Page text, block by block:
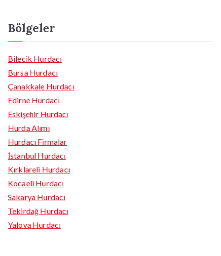
Bölgeler
Bilecik Hurdacı
Bursa Hurdacı
Çanakkale Hurdacı
Edirne Hurdacı
Eskişehir Hurdacı
Hurda Alımı
Hurdacı Firmalar
İstanbul Hurdacı
Kırklareli Hurdacı
Kocaeli Hurdacı
Sakarya Hurdacı
Tekirdağ Hurdacı
Yalova Hurdacı